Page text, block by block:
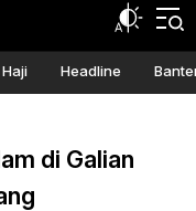
Headline
di Galian